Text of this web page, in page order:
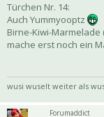
Türchen Nr. 14:
Auch Yummyooptz
Birne-Kiwi-
mache erst noch ein
wusi wuselt weiter als
Forumaddict